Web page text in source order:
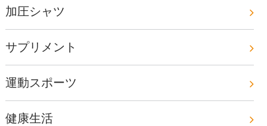
加圧シャツ
サプリメント
運動スポーツ
健康生活